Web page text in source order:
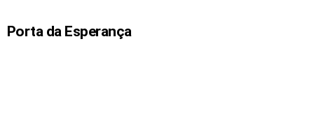
Porta da Esperança